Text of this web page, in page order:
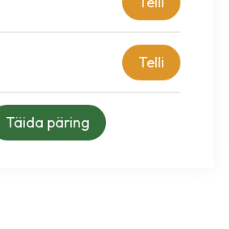
Telli
Täida päring